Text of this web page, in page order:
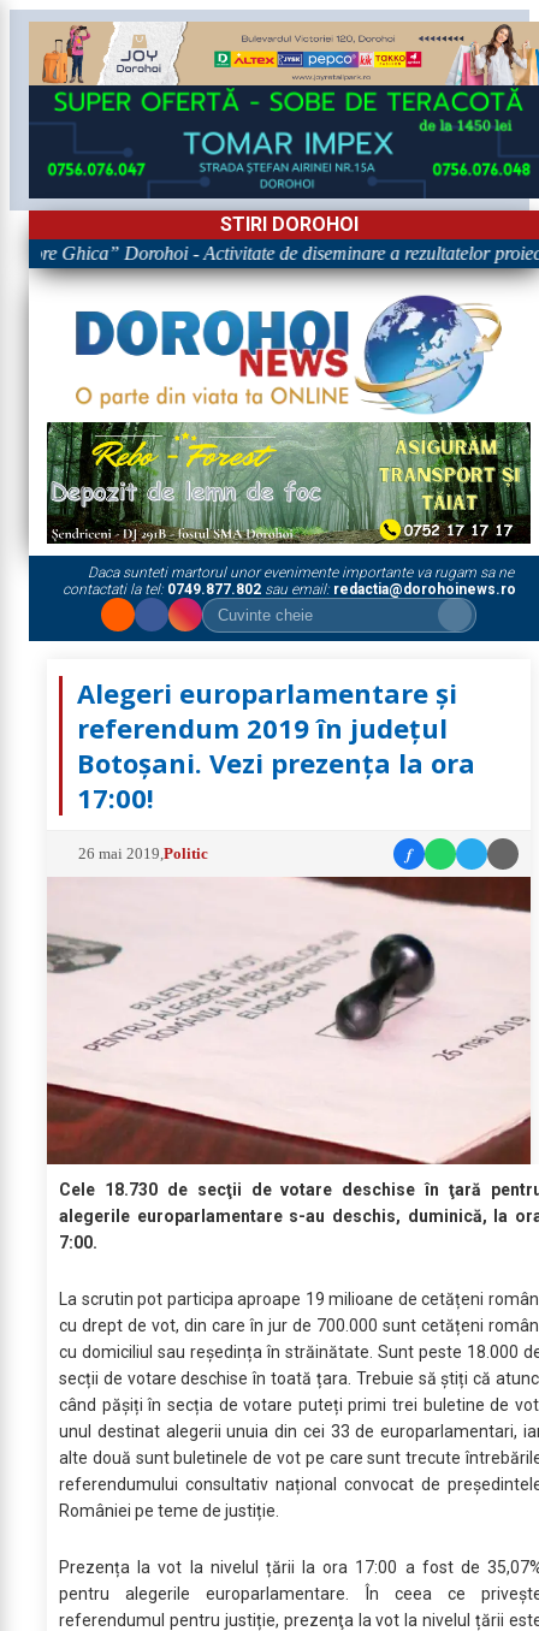
STIRI DOROHOI
Ghica” Dorohoi - Activitate de diseminare a rezultatelor
Daca sunteti martorul unor evenimente importante va rugam sa ne
contactati la tel: 0749.877.802sau email: redactia@dorohoinews.ro
Alegeri europarlamentare și
referendum 2019 în județul
Botoșani. Vezi prezența la ora
17:00!
26 mai 2019 ,Politic f
Cele 18.730 de secţii de votare deschise în ţară
alegerile europarlamentare s-au deschis, duminică, la
7:00.
La scrutin pot participa aproape 19 milioane de cetățeni
cu drept de vot, din care în jur de 700.000 sunt cetățeni
cu domiciliul sau reședința în străinătate. Sunt peste 18.000
secții de votare deschise în toată țara. Trebuie să știți că
când pășiți în secția de votare puteți primi trei buletine de
unul destinat alegerii unuia din cei 33 de europarlamentari,
alte două sunt buletinele de vot pe care sunt trecute
referendumului consultativ național convocat de
României pe teme de justiție.
Prezența la vot la nivelul țării la ora 17:00 a fost de
pentru alegerile europarlamentare. În ceea ce
referendumul pentru justiție, prezenţa la vot la nivelul țării